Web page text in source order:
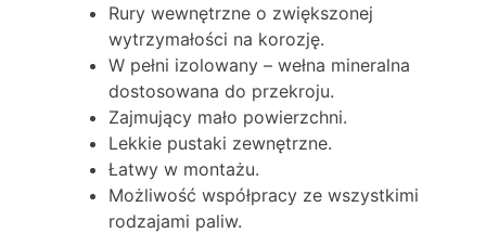
Rury wewnętrzne o zwiększonej
wytrzymałości na korozję.
W pełni izolowany – wełna mineralna
dostosowana do przekroju.
Zajmujący mało powierzchni.
Lekkie pustaki zewnętrzne.
Łatwy w montażu.
Możliwość współpracy ze wszystkimi
rodzajami paliw.